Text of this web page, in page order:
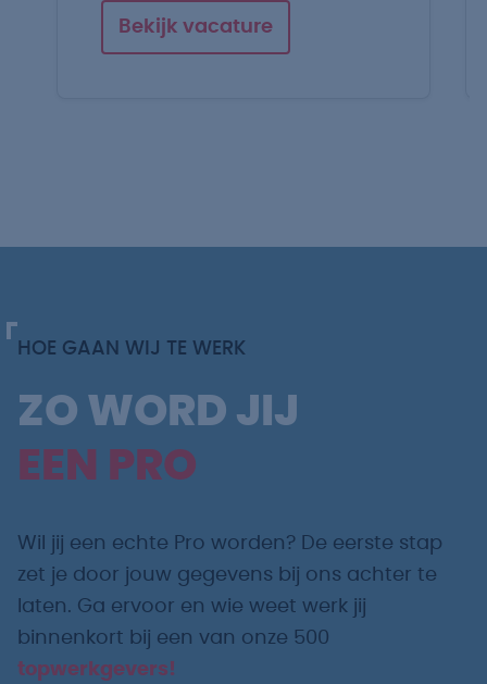
Bekijk vacature
HOE GAAN WIJ TE WERK
ZO WORD JIJ
EEN PRO
Wil jij een echte Pro worden? De eerste stap
zet je door jouw gegevens bij ons achter te
laten. Ga ervoor en wie weet werk jij
binnenkort bij een van onze 500
topwerkgevers!